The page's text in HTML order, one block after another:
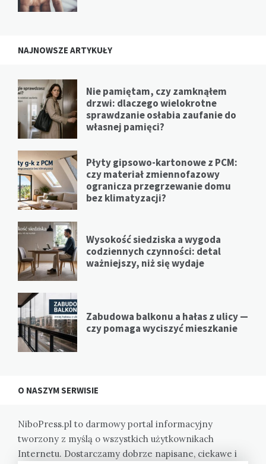
NAJNOWSZE ARTYKUŁY
Nie pamiętam, czy zamknąłem
drzwi: dlaczego wielokrotne
sprawdzanie osłabia zaufanie do
własnej pamięci?
Płyty gipsowo-kartonowe z PCM:
czy materiał zmiennofazowy
ogranicza przegrzewanie domu
bez klimatyzacji?
Wysokość siedziska a wygoda
codziennych czynności: detal
ważniejszy, niż się wydaje
Zabudowa balkonu a hałas z ulicy —
czy pomaga wyciszyć mieszkanie
O NASZYM SERWISIE
NiboPress.pl to darmowy portal informacyjny
tworzony z myślą o wszystkich użytkownikach
Internetu. Dostarczamy dobrze napisane, ciekawe i